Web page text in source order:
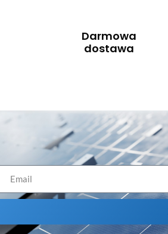
Darmowa
dostawa